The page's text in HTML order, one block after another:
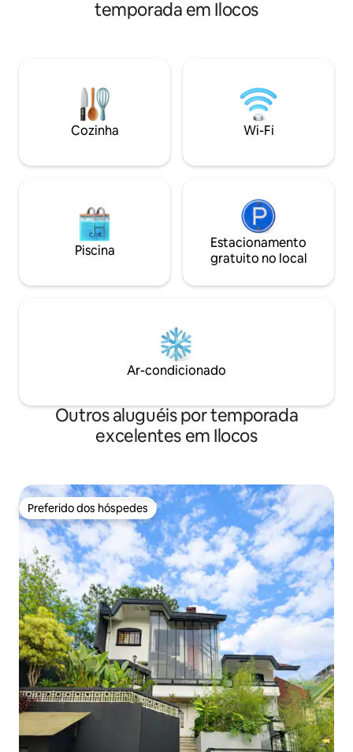
Vagas de estacionamento gratuitas
das colinas e do campo. 🏠 Moderno e
elegante – interiores elegantes dignos
do Instagram. 🍳 Cozinha completa –
Utensílios de cozinha completos para
VELOCIDADE 👉 Duas TVs 4K: 50” (sala
centro da cidade 👉 2-3 min. para
Hay & Victory
hóspedes👉 impecavelmente limpa! 👉
6-8 pax
temporada em Ilocos
Cozinha Wi-Fi
Piscina
Estacionamento
gratuito no local
Ar-condicionado
Outros aluguéis por temporada
excelentes em Ilocos
Preferido dos hóspedes
Preferido dos hóspedes